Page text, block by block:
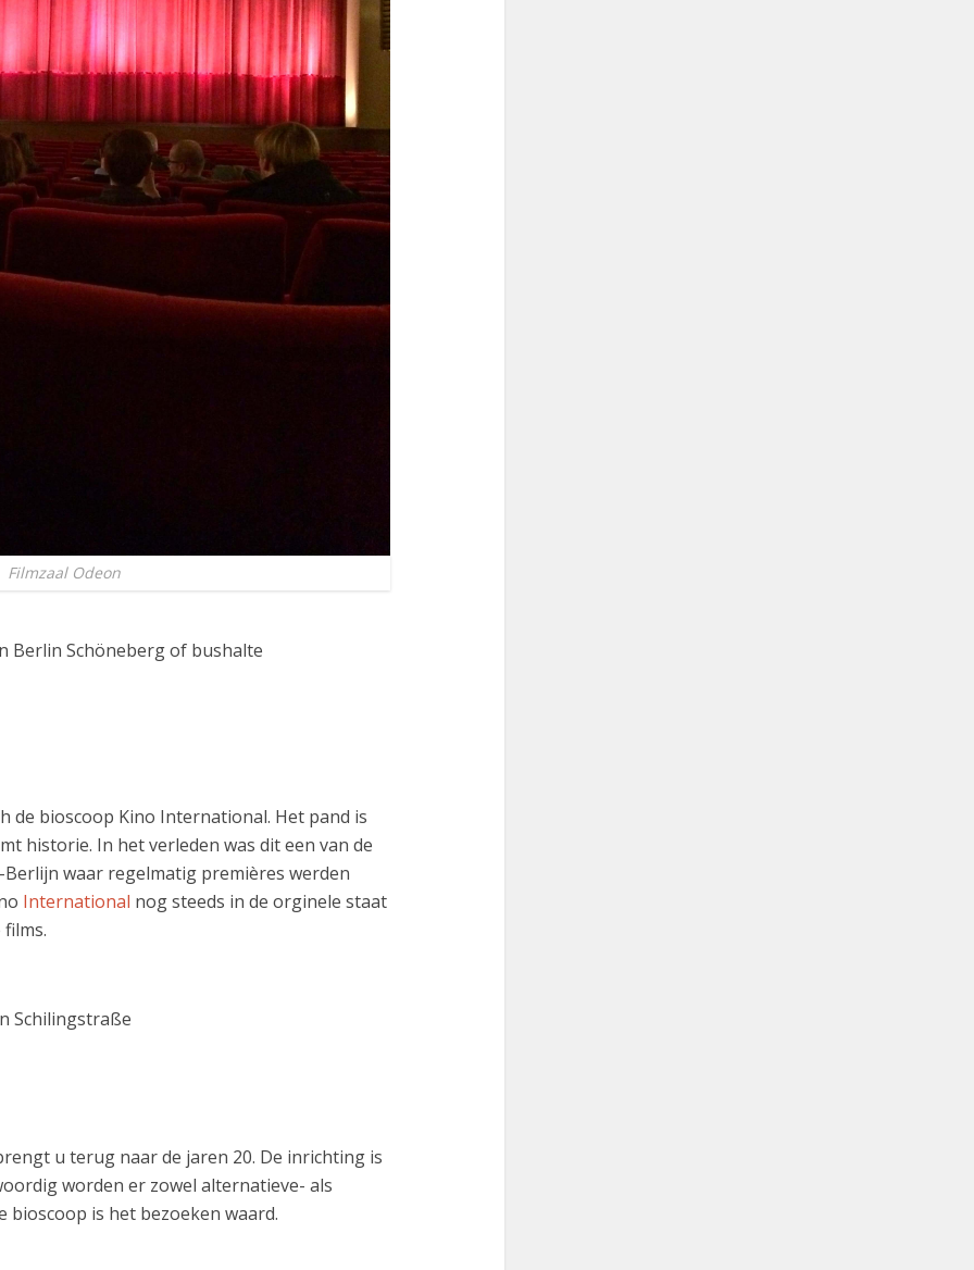
Filmzaal Odeon
Berlin Schöneberg of bushalte
de bioscoop Kino International. Het pand is
historie. In het verleden was dit een van de
waar regelmatig premières werden
International nog steeds in de orginele staat
Schilingstraße
u terug naar de jaren 20. De inrichting is
worden er zowel alternatieve- als
bioscoop is het bezoeken waard.